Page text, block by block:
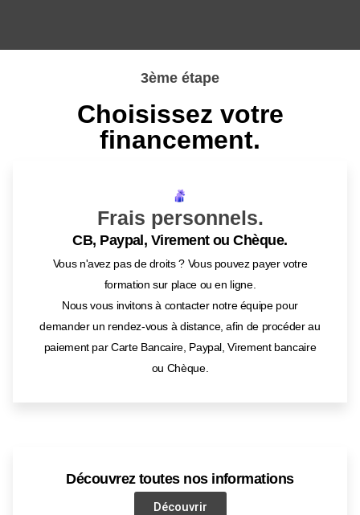
3ème étape
Choisissez votre
financement.
Frais personnels.
CB, Paypal, Virement ou Chèque.
Vous n'avez pas de droits ? Vous pouvez payer votre
formation sur place ou en ligne.
Nous vous invitons à contacter notre équipe pour
demander un rendez-vous à distance, afin de procéder au
paiement par Carte Bancaire, Paypal, Virement bancaire
ou Chèque.
Découvrez toutes nos informations
Découvrir